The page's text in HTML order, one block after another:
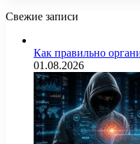
Свежие записи
Как правильно
01.08.2026